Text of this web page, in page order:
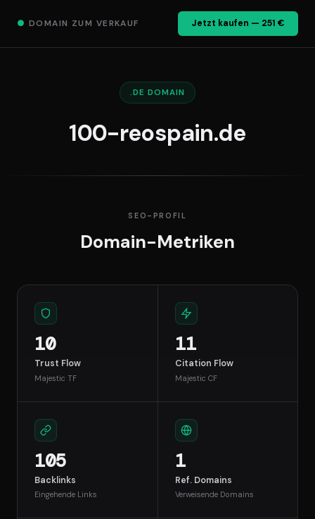
● DOMAIN ZUM VERKAUF Jetzt kaufen — 251 €
.DE DOMAIN
100-reospain.de
SEO-PROFIL
Domain-Metriken
10
Trust Flow
Majestic TF
11
Citation Flow
Majestic CF
105
Backlinks
Eingehende Links
1
Ref. Domains
Verweisende Domains